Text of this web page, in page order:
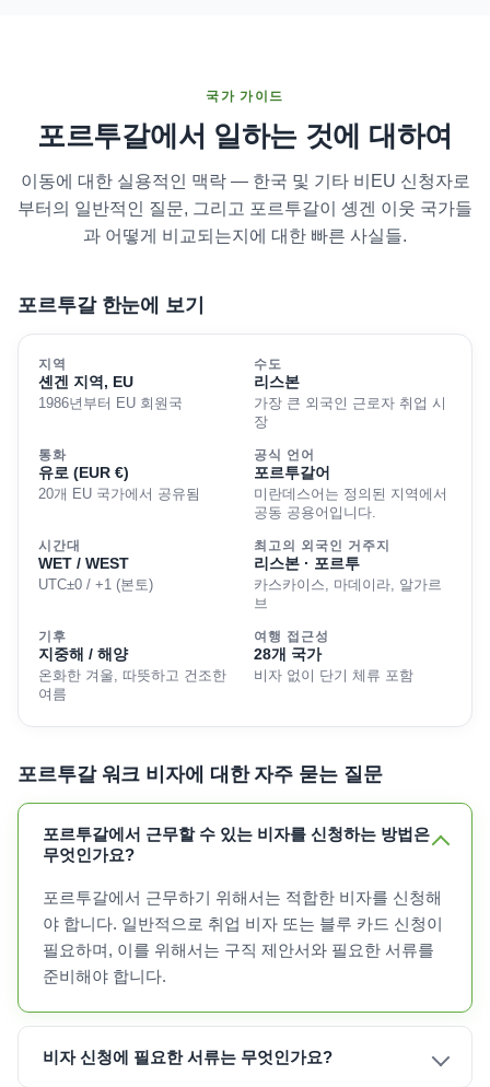
국가 가이드
포르투갈에서 일하는 것에 대하여
이동에 대한 실용적인 맥락 — 한국 및 기타 비EU 신청자로
부터의 일반적인 질문, 그리고 포르투갈이 솅겐 이웃 국가들
과 어떻게 비교되는지에 대한 빠른 사실들.
포르투갈 한눈에 보기
지역
셴겐 지역, EU
1986년부터 EU 회원국
수도
리스본
가장 큰 외국인 근로자 취업 시
장
통화
유로 (EUR €)
20개 EU 국가에서 공유됨
공식 언어
포르투갈어
미란데스어는 정의된 지역에서
공동 공용어입니다.
시간대
WET / WEST
UTC±0 / +1 (본토)
최고의 외국인 거주지
리스본 · 포르투
카스카이스, 마데이라, 알가르
브
기후
지중해 / 해양
온화한 겨울, 따뜻하고 건조한
여름
여행 접근성
28개 국가
비자 없이 단기 체류 포함
포르투갈 워크 비자에 대한 자주 묻는 질문
포르투갈에서 근무할 수 있는 비자를 신청하는 방법은
무엇인가요?
포르투갈에서 근무하기 위해서는 적합한 비자를 신청해
야 합니다. 일반적으로 취업 비자 또는 블루 카드 신청이
필요하며, 이를 위해서는 구직 제안서와 필요한 서류를
준비해야 합니다.
비자 신청에 필요한 서류는 무엇인가요?